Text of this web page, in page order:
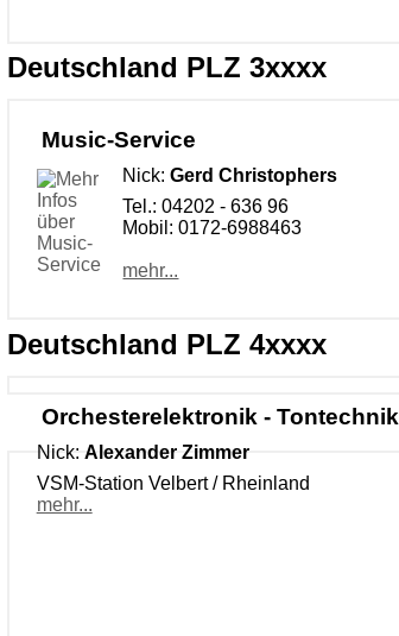
Deutschland PLZ 3xxxx
Music-Service
Nick:Gerd Christophers
Tel.: 04202 - 636 96
Mobil: 0172-6988463
mehr...
Deutschland PLZ 4xxxx
Orchesterelektronik - Tontechnik
Nick: Alexander Zimmer
VSM-Station Velbert / Rheinland
mehr...